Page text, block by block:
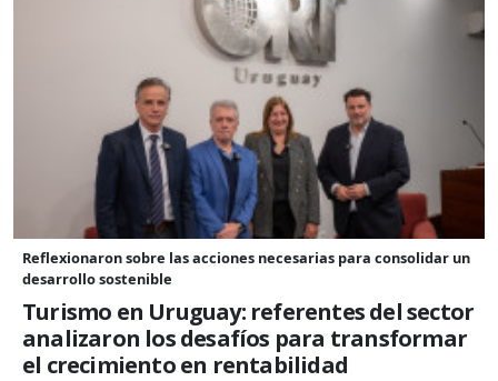
Reflexionaron sobre las acciones necesarias para consolidar un
desarrollo sostenible
Turismo en Uruguay: referentes del sector
analizaron los desafíos para transformar
el crecimiento en rentabilidad